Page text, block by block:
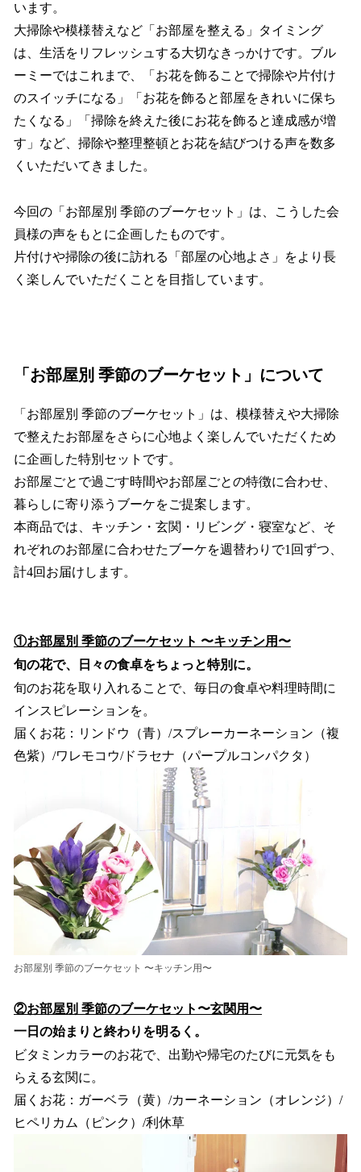
います。
大掃除や模様替えなど「お部屋を整える」タイミング
は、生活をリフレッシュする大切なきっかけです。ブル
ーミーではこれまで、「お花を飾ることで掃除や片付け
のスイッチになる」「お花を飾ると部屋をきれいに保ち
たくなる」「掃除を終えた後にお花を飾ると達成感が増
す」など、掃除や整理整頓とお花を結びつける声を数多
くいただいてきました。
今回の「お部屋別 季節のブーケセット」は、こうした会
員様の声をもとに企画したものです。
片付けや掃除の後に訪れる「部屋の心地よさ」をより長
く楽しんでいただくことを目指しています。
「お部屋別 季節のブーケセット」について
「お部屋別 季節のブーケセット」は、模様替えや大掃除
で整えたお部屋をさらに心地よく楽しんでいただくため
に企画した特別セットです。
お部屋ごとで過ごす時間やお部屋ごとの特徴に合わせ、
暮らしに寄り添うブーケをご提案します。
本商品では、キッチン・玄関・リビング・寝室など、そ
れぞれのお部屋に合わせたブーケを週替わりで1回ずつ、
計4回お届けします。
①お部屋別 季節のブーケセット 〜キッチン用〜
旬の花で、日々の食卓をちょっと特別に。
旬のお花を取り入れることで、毎日の食卓や料理時間に
インスピレーションを。
届くお花：リンドウ（青）/スプレーカーネーション（複
色紫）/ワレモコウ/ドラセナ（パープルコンパクタ）
お部屋別 季節のブーケセット 〜キッチン用〜
②お部屋別 季節のブーケセット〜玄関用〜
一日の始まりと終わりを明るく。
ビタミンカラーのお花で、出勤や帰宅のたびに元気をも
らえる玄関に。
届くお花：ガーベラ（黄）/カーネーション（オレンジ）/
ヒペリカム（ピンク）/利休草